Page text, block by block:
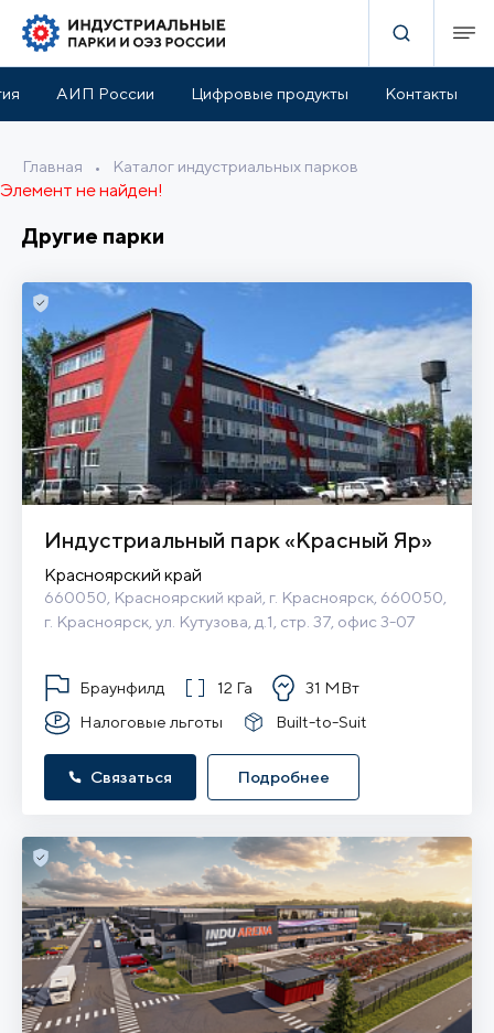
АИП России Цифровые продукты Контакты
Главная • Каталог индустриальных парков
Элемент не найден!
Другие парки
Индустриальный парк «Красный Яр»
Красноярский край
660050, Красноярский край, г. Красноярск, 660050,
г. Красноярск, ул. Кутузова, д.1, стр. 37, офис 3-07
Браунфилд 12 Га
31 МВт
Налоговые льготы
Built-to-Suit
Связаться Подробнее